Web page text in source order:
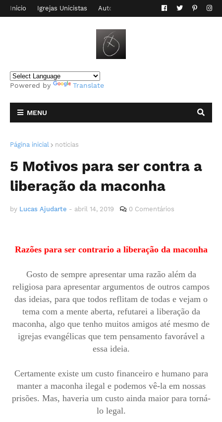
Inicio Igrejas Unicistas Autor do Blog Contato
Powered by Translate
MENU
Página inicial noticias
5 Motivos para ser contra a
liberação da maconha
by Lucas Ajudarte - abril 14, 2019 0 Comentários
Razões para ser contrario a liberação da maconha
Gosto de sempre apresentar uma razão além da
religiosa para apresentar argumentos de outros campos
das ideias, para que todos reflitam de todas e vejam o
tema com a mente aberta, refutarei a liberação da
maconha, algo que tenho muitos amigos até mesmo de
igrejas evangélicas que tem pensamento favorável a
essa ideia.
Certamente existe um custo financeiro e humano para
manter a maconha ilegal e podemos vê-la em nossas
prisões. Mas, haveria um custo ainda maior para torná-
lo legal.